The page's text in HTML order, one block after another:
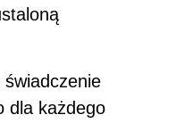
dla każdego